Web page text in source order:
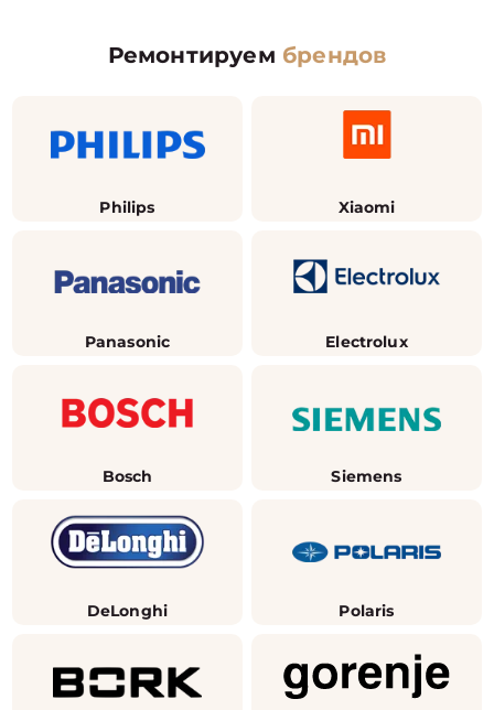
Ремонтируем брендов
Philips Xiaomi
Panasonic Electrolux
Bosch Siemens
DeLonghi Polaris